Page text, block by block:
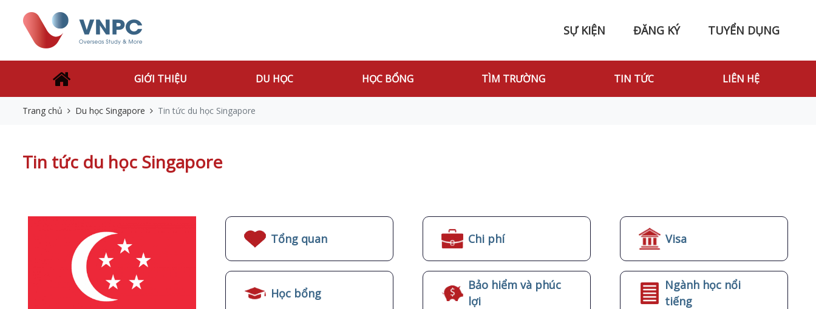
SỰ KIỆN ĐĂNG KÝ TUYỂN DỤNG
GIỚI THIỆU DU HỌC HỌC BỔNG TÌM TRƯỜNG TIN TỨC LIÊN HỆ
Trang chủ Du học Singapore Tin tức du học Singapore
Tin tức du học Singapore
Tổng quan
Học bổng
Chi phí
Bảo hiểm và phúc
lợi
Visa
Ngành học nổi
tiếng